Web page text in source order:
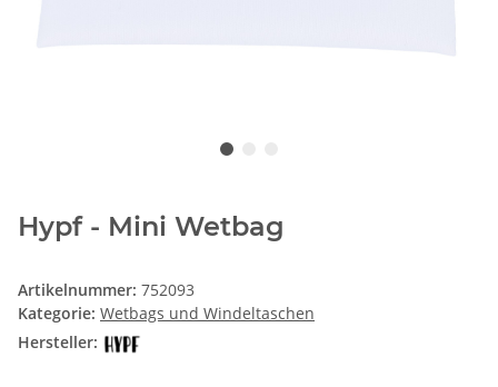
Hypf - Mini Wetbag
Artikelnummer: 752093
Kategorie: Wetbags und Windeltaschen
Hersteller: